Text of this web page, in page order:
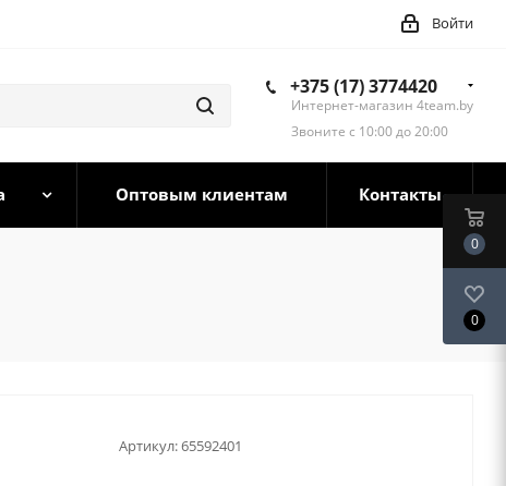
Войти
+375 (17) 3774420
Интернет-магазин 4team.by
Звоните с 10:00 до 20:00
Оптовым клиентам Контакты
Артикул:65592401
0
0